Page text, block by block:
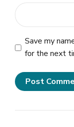
Save my
for the next
Post